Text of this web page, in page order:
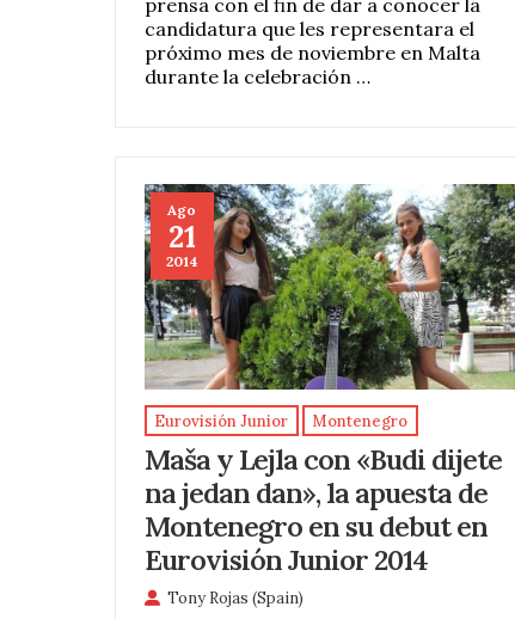
prensa con el fin de dar a conocer la
candidatura que les representara el
próximo mes de noviembre en Malta
durante la celebración …
Ago
21
2014
Eurovisión Junior Montenegro
Maša y Lejla con «Budi dijete
na jedan dan», la apuesta de
Montenegro en su debut en
Eurovisión Junior 2014
Tony Rojas (Spain)